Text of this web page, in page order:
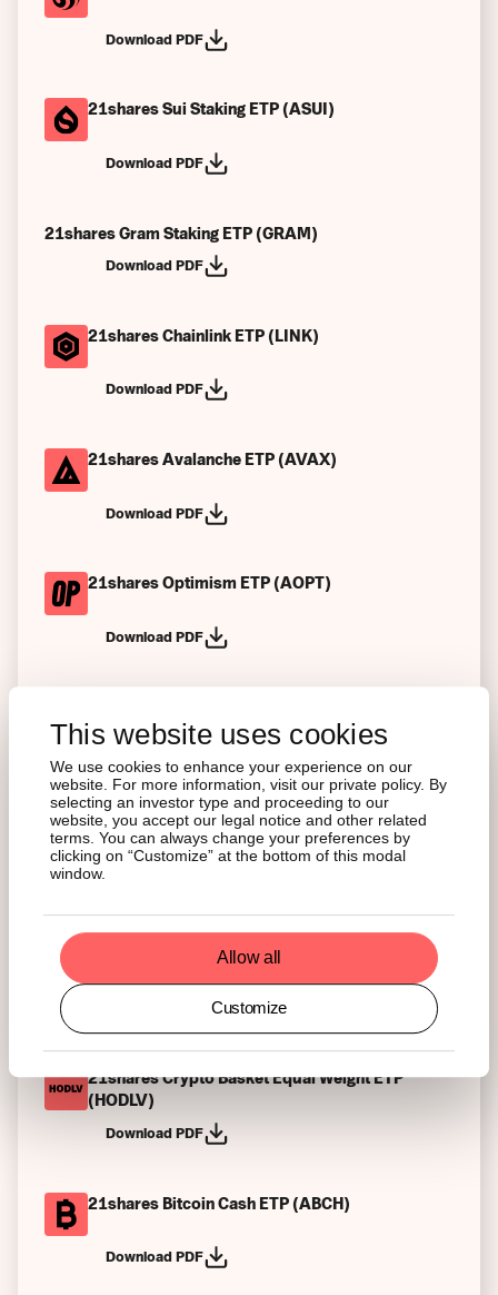
This website uses cookies
We use cookies to enhance your experience on our
website. For more information, visit our private policy. By
selecting an investor type and proceeding to our
website, you accept our legal notice and other related
terms. You can always change your preferences by
clicking on “Customize” at the bottom of this modal
window.
Allow all
Customize
Download PDF
21shares Sui Staking ETP (ASUI)
Download PDF
21shares Gram Staking ETP (GRAM)
Download PDF
21shares Chainlink ETP (LINK)
Download PDF
21shares Avalanche ETP (AVAX)
Download PDF
21shares Optimism ETP (AOPT)
Download PDF
Download PDF
21shares Stellar ETP (AXLM)
21shares Algorand ETP (ALGO)
21shares Crypto Basket Equal Weight ETP
(HODLV)
Download PDF
21shares Bitcoin Cash ETP (ABCH)
Download PDF